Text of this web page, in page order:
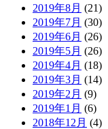
2019年8月 (21)
2019年7月 (30)
2019年6月 (26)
2019年5月 (26)
2019年4月 (18)
2019年3月 (14)
2019年2月 (9)
2019年1月 (6)
2018年12月 (4)